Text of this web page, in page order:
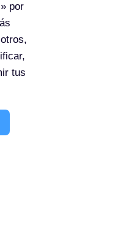
» por
tus